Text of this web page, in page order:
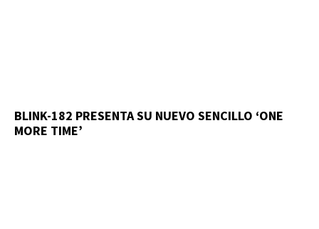
BLINK-182 PRESENTA SU NUEVO SENCILLO ‘ONE
MORE TIME’